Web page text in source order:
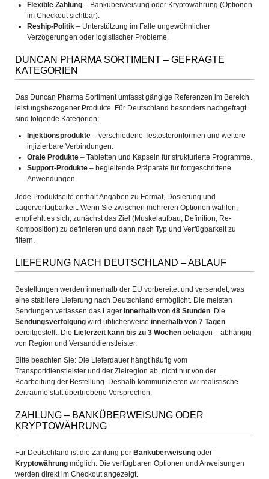
Flexible Zahlung – Banküberweisung oder Kryptowährung (Optionen
im Checkout sichtbar).
Reship-Politik – Unterstützung im Falle ungewöhnlicher
Verzögerungen oder logistischer Probleme.
DUNCAN PHARMA SORTIMENT – GEFRAGTE
KATEGORIEN
Das Duncan Pharma Sortiment umfasst gängige Referenzen im Bereich
leistungsbezogener Produkte. Für Deutschland besonders nachgefragt
sind folgende Kategorien:
Injektionsprodukte – verschiedene Testosteronformen und weitere
injizierbare Verbindungen.
Orale Produkte – Tabletten und Kapseln für strukturierte Programme.
Support-Produkte – begleitende Präparate für fortgeschrittene
Anwendungen.
Jede Produktseite enthält Angaben zu Format, Dosierung und
Lagerverfügbarkeit. Wenn Sie zwischen mehreren Optionen wählen,
empfiehlt es sich, zunächst das Ziel (Muskelaufbau, Definition, Re-
Komposition) zu definieren und dann nach Typ und Verfügbarkeit zu
filtern.
LIEFERUNG NACH DEUTSCHLAND – ABLAUF
Bestellungen werden innerhalb der EU vorbereitet und versendet, was
eine stabilere Lieferung nach Deutschland ermöglicht. Die meisten
Sendungen verlassen das Lager innerhalb von 48 Stunden. Die
Sendungsverfolgung wird üblicherweise innerhalb von 7 Tagen
bereitgestellt. Die Lieferzeit kann bis zu 3 Wochen betragen – abhängig
von Region und Versanddienstleister.
Bitte beachten Sie: Die Lieferdauer hängt häufig vom
Transportdienstleister und der Zielregion ab, nicht nur von der
Bearbeitung der Bestellung. Deshalb kommunizieren wir realistische
Zeiträume statt übertriebene Versprechen.
ZAHLUNG – BANKÜBERWEISUNG ODER
KRYPTOWÄHRUNG
Für Deutschland ist die Zahlung per Banküberweisung oder
Kryptowährung möglich. Die verfügbaren Optionen und Anweisungen
werden direkt im Checkout angezeigt.